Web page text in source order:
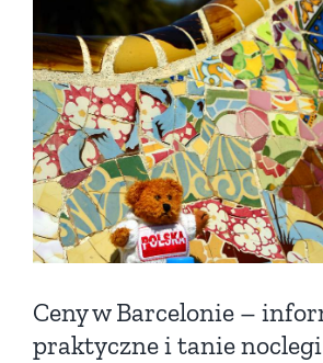
obrazek
Ceny w Barcelonie –
praktyczne i tanie noclegi